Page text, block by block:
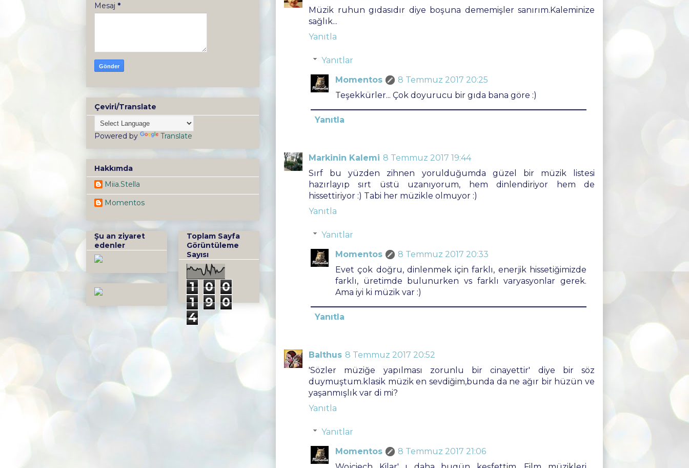
Müzik ruhun gıdasıdır diye boşuna dememişler sanırım.Kaleminize
sağlık...
Yanıtla
Yanıtlar
Momentos
8 Temmuz 2017 20:25
Teşekkürler... Çok doyurucu bir gıda bana göre :)
Yanıtla
Markinin Kalemi 8 Temmuz 2017 19:44
Sırf bu yüzden zihnen yorulduğumda güzel bir müzik listesi
hazırlayıp sırt üstü uzanıyorum, hem dinlendiriyor hem de
hissettiriyor :) Tabi her müzikle olmuyor :)
Yanıtla
Yanıtlar
Momentos
8 Temmuz 2017 20:33
Evet çok doğru, dinlenmek için farklı, enerjik hissetiğimizde
farklı, üretimde bulunurken vs farklı varyasyonlar gerek.
Ama iyi ki müzik var :)
Yanıtla
Balthus 8 Temmuz 2017 20:52
'Sözler müziğe yapılması zorunlu bir cinayettir' diye bir söz
duymuştum.klasik müzik en sevdiğim,bunda da ne ağır bir hüzün ve
yaşanmışlık var di mi?
Yanıtla
Yanıtlar
Momentos
8 Temmuz 2017 21:06
Mesaj *
Çeviri/Translate
Powered by Translate
Hakkımda
Miia.Stella
Momentos
Şu an ziyaret
edenler
Toplam Sayfa
Görüntüleme
Sayısı
1 0 0
1
9 0
4